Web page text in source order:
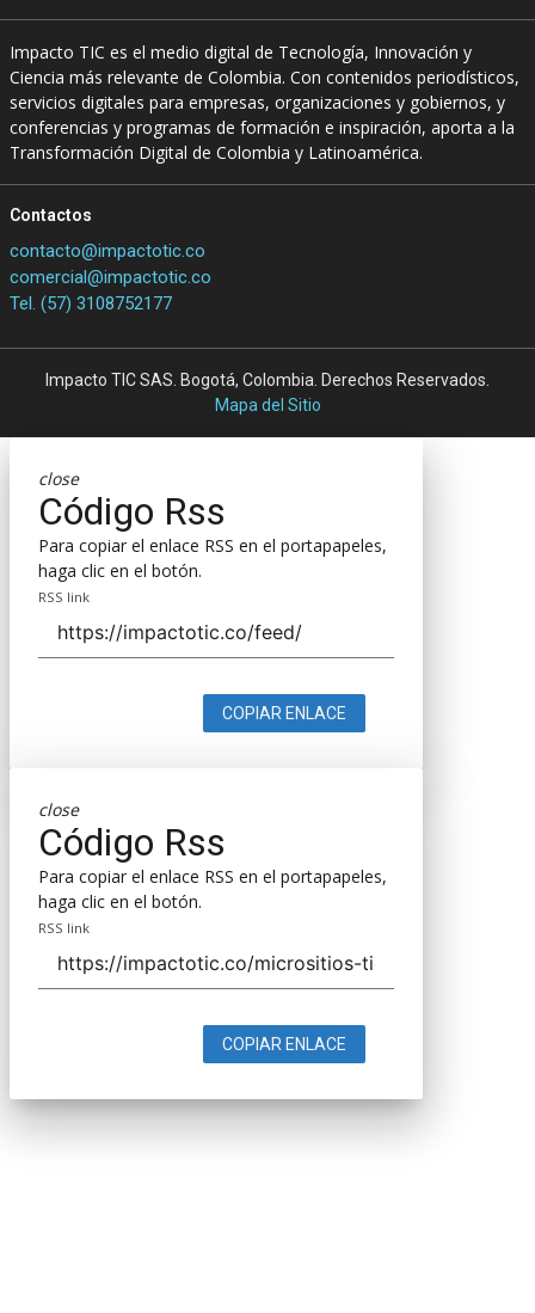
Impacto TIC es el medio digital de Tecnología, Innovación y
Ciencia más relevante de Colombia. Con contenidos periodísticos,
servicios digitales para empresas, organizaciones y gobiernos, y
conferencias y programas de formación e inspiración, aporta a la
Transformación Digital de Colombia y Latinoamérica.
Contactos
contacto@impactotic.co
comercial@impactotic.co
Tel. (57) 3108752177
Impacto TIC SAS. Bogotá, Colombia. Derechos Reservados.
Mapa del Sitio
close
Código Rss
Para copiar el enlace RSS en el portapapeles,
haga clic en el botón.
RSS link
COPIAR ENLACE
close
Código Rss
Para copiar el enlace RSS en el portapapeles,
haga clic en el botón.
RSS link
COPIAR ENLACE